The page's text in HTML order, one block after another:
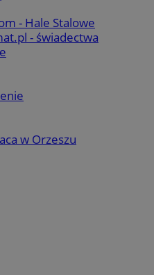
- Hale Stalowe
- świadectwa
w Orzeszu